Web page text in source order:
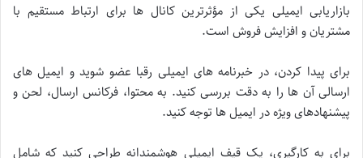
بازاریابی ایمیلی یکی از مؤثرترین کانال ها برای ارتباط مستقیم با
مشتریان و افزایش فروش است.
برای پیدا کردن، در خبرنامه های ایمیلی رقبا عضو شوید و ایمیل های
ارسالی آن ها را به دقت بررسی کنید. به محتوا، فرکانس ارسال، لحن و
پیشنهادهای ویژه در ایمیل ها توجه کنید.
برای به کارگیری، یک قیف ایمیلی هوشمندانه طراحی کنید که شامل